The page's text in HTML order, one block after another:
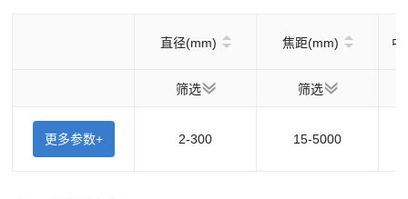
直径(mm) 焦距(mm) 中
筛选 筛选
更多参数+ 2-300 15-5000